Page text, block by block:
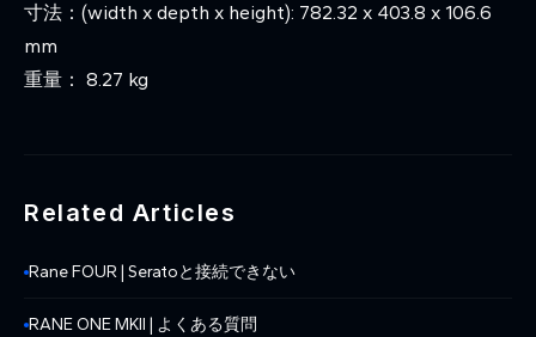
寸法：(width x depth x height): 782.32 x 403.8 x 106.6
mm
重量： 8.27 kg
Related Articles
Rane FOUR | Seratoと接続できない
RANE ONE MKII | よくある質問